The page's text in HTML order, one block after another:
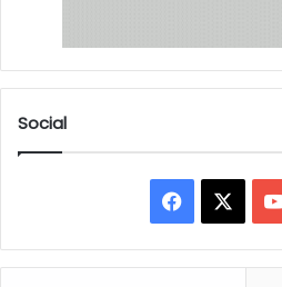
Social
Facebook